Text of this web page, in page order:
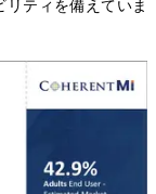
ティを備えていま